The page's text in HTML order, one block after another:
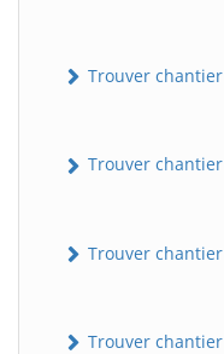
Trouver
Trouver
Trouver
Trouver